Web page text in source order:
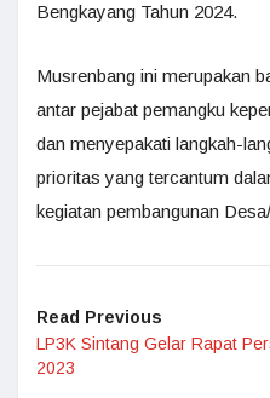
Bengkayang Tahun 2024.
Musrenbang ini merupakan
antar pejabat pemangku
dan menyepakati langkah-
prioritas yang tercantum
kegiatan pembangunan
Read Previous
LP3K Sintang Gelar Rapat
2023